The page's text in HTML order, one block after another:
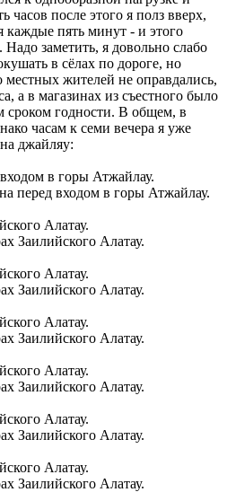
часов после этого я полз вверх,
каждые пять минут - и этого
Надо заметить, я довольно слабо
в сёлах по дороге, но
местных жителей не оправдались,
а в магазинах из съестного было
сроком годности. В общем, в
часам к семи вечера я уже
джайляу:
перед входом в горы Атжайлау.
Заилийского Алатау.
Заилийского Алатау.
Заилийского Алатау.
Заилийского Алатау.
Заилийского Алатау.
Заилийского Алатау.